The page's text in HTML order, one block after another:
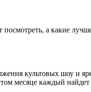
а какие
культовых шоу и
месяце каждый